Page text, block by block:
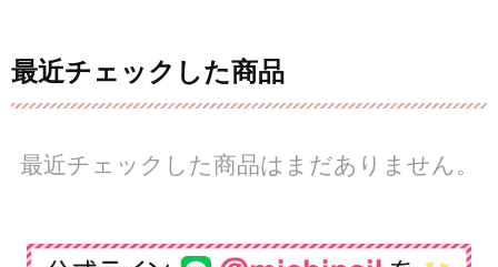
最近チェックした商品
最近チェックした商品はまだありません。